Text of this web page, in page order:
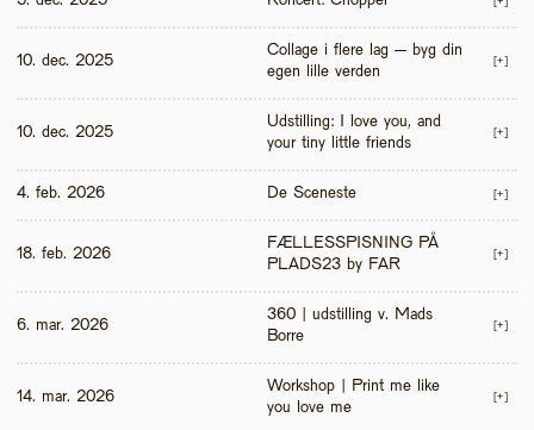
10. dec. 2025
Collage i flere lag – byg din
egen lille verden
[+]
10. dec. 2025
Udstilling: I love you, and
your tiny little friends
[+]
4. feb. 2026 De Sceneste [+]
18. feb. 2026
FÆLLESSPISNING PÅ
PLADS23 by FAR
[+]
6. mar. 2026
360 | udstilling v. Mads
Borre
[+]
14. mar. 2026
Workshop | Print me like
you love me
[+]